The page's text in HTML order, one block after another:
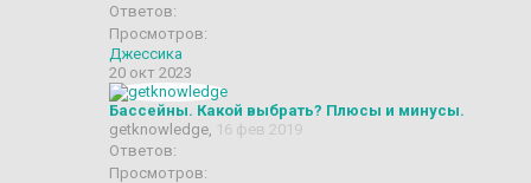
Ответов:
Просмотров:
Джессика
20 окт 2023
Бассейны. Какой выбрать? Плюсы и минусы.
getknowledge, 16 фев 2019
Ответов:
Просмотров: